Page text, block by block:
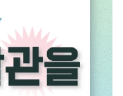
는 재입학을
재학연한은
니다. 재입학은
학의 지원 자격은
복학 ․ 미등록 ․
께 습도도 점차
서 자주 피로를
길고 바쁘게
정말 기온이 높은
실이 날씨를 통해